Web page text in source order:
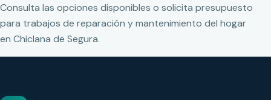
Consulta las opciones disponibles o solicita presupuesto
para trabajos de reparación y mantenimiento del hogar
en Chiclana de Segura.